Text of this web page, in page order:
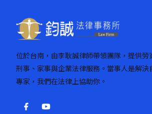
位於台南，由李耿誠律師帶領團隊，提供勞
刑事、家事與企業法律服務。當事人是解決
專家，我們在法律上協助你。